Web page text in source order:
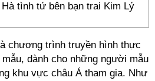
tình tứ bên bạn trai Kim Lý
chương trình truyền hình thực
dành cho những người mẫu
khu vực châu Á tham gia. Như